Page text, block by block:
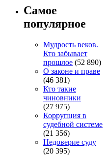
Самое
популярное
Мудрость веков.
Кто забывает
прошлое (52 890)
О законе и праве
(46 381)
Кто такие
чиновники
(27 975)
Коррупция в
судебной системе
(21 356)
Недоверие суду
(20 395)